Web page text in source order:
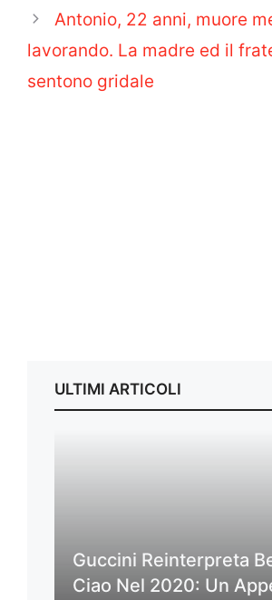
Antonio, 22 anni, muore
lavorando. La madre ed il
sentono gridale
ULTIMI ARTICOLI
Guccini Reinterpreta
Ciao Nel 2020: Un